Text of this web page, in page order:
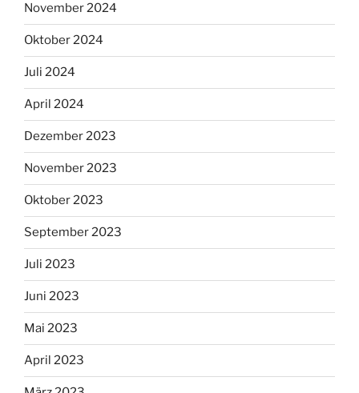
November 2024
Oktober 2024
Juli 2024
April 2024
Dezember 2023
November 2023
Oktober 2023
September 2023
Juli 2023
Juni 2023
Mai 2023
April 2023